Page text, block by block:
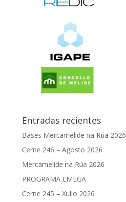
Entradas recientes
Bases Mercamelide na Rúa 2026
Cerne 246 – Agosto 2026
Mercamelide na Rúa 2026
PROGRAMA EMEGA
Cerne 245 – Xullo 2026